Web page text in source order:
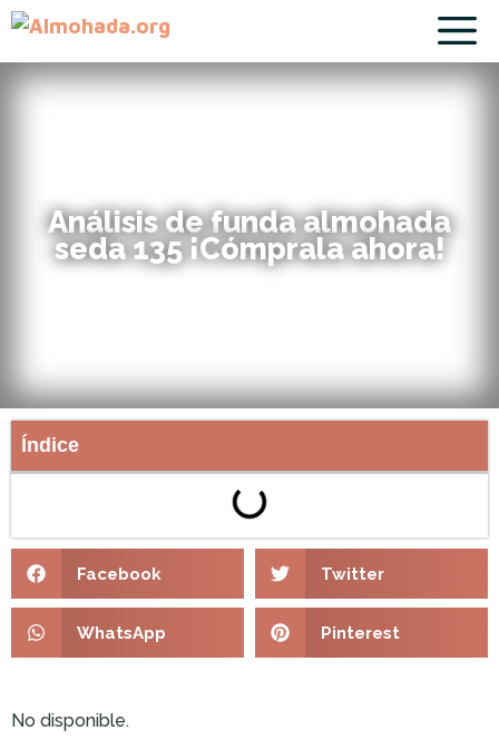
Análisis de funda almohada
seda 135 ¡Cómprala ahora!
Índice
Facebook Twitter
WhatsApp Pinterest
No disponible.